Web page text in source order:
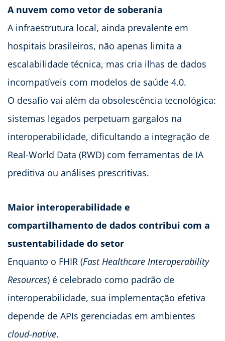
A nuvem como vetor de soberania
A infraestrutura local, ainda prevalente em
hospitais brasileiros, não apenas limita a
escalabilidade técnica, mas cria ilhas de dados
incompatíveis com modelos de saúde 4.0.
O desafio vai além da obsolescência tecnológica:
sistemas legados perpetuam gargalos na
interoperabilidade, dificultando a integração de
Real-World Data (RWD) com ferramentas de IA
preditiva ou análises prescritivas.
Maior interoperabilidade e
compartilhamento de dados contribui com a
sustentabilidade do setor
Enquanto o FHIR (Fast Healthcare Interoperability
Resources) é celebrado como padrão de
interoperabilidade, sua implementação efetiva
depende de APIs gerenciadas em ambientes
cloud-native.